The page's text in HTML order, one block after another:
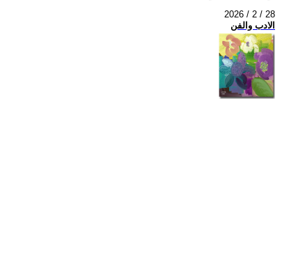
2026 / 2 / 28
الادب والفن